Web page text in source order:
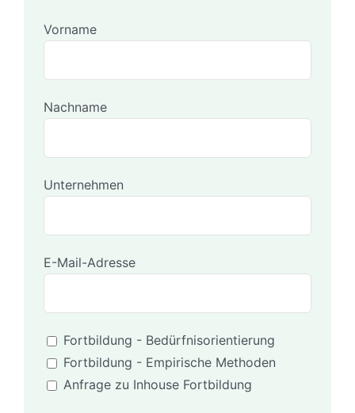
Vorname
Nachname
Unternehmen
E-Mail-Adresse
Fortbildung - Bedürfnisorientierung
Fortbildung - Empirische Methoden
Anfrage zu Inhouse Fortbildung